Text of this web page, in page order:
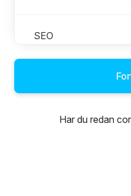
SEO
Teknisk Webbanalys
Har du redan